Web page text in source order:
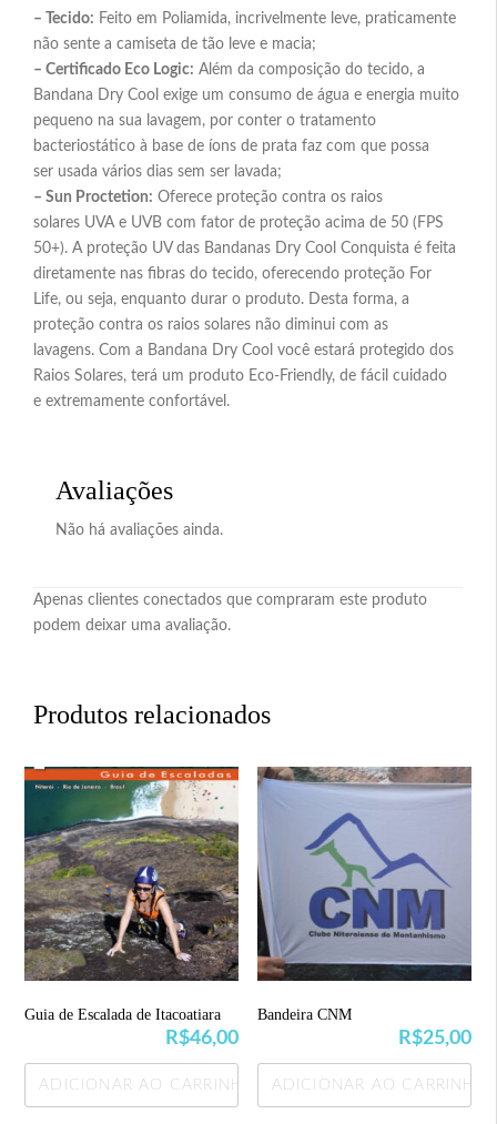
– Tecido: Feito em Poliamida, incrivelmente leve, praticamente
não sente a camiseta de tão leve e macia;
– Certificado Eco Logic: Além da composição do tecido, a
Bandana Dry Cool exige um consumo de água e energia muito
pequeno na sua lavagem, por conter o tratamento
bacteriostático à base de íons de prata faz com que possa
ser usada vários dias sem ser lavada;
– Sun Proctetion: Oferece proteção contra os raios
solares UVA e UVB com fator de proteção acima de 50 (FPS
50+). A proteção UV das Bandanas Dry Cool Conquista é feita
diretamente nas fibras do tecido, oferecendo proteção For
Life, ou seja, enquanto durar o produto. Desta forma, a
proteção contra os raios solares não diminui com as
lavagens. Com a Bandana Dry Cool você estará protegido dos
Raios Solares, terá um produto Eco-Friendly, de fácil cuidado
e extremamente confortável.
Avaliações
Não há avaliações ainda.
Apenas clientes conectados que compraram este produto
podem deixar uma avaliação.
Produtos relacionados
Guia de Escalada de Itacoatiara
R$46,00
ADICIONAR AO CARRINHO
Bandeira CNM
R$25,00
ADICIONAR AO CARRINHO